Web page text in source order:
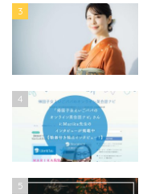
3
4
5